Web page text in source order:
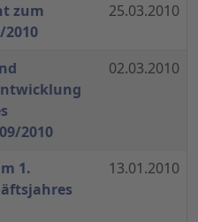
zum
2010
25.03.2010
2010
02.03.2010
1.
13.01.2010